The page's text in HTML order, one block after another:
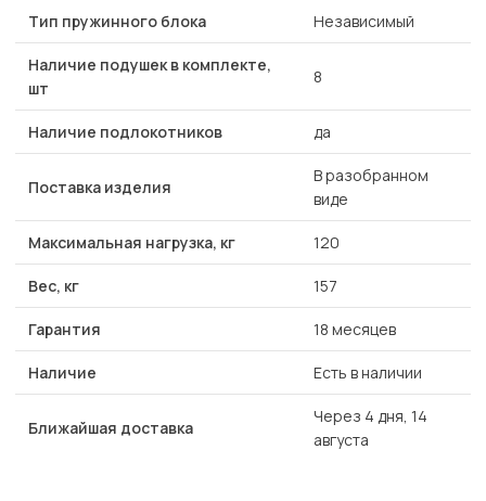
Тип пружинного блока Независимый
Наличие подушек в комплекте,
шт
8
Наличие подлокотников да
Поставка изделия
В разобранном
виде
Максимальная нагрузка, кг 120
Вес, кг 157
Гарантия 18 месяцев
Наличие Есть в наличии
Ближайшая доставка
Через 4 дня, 14
августа